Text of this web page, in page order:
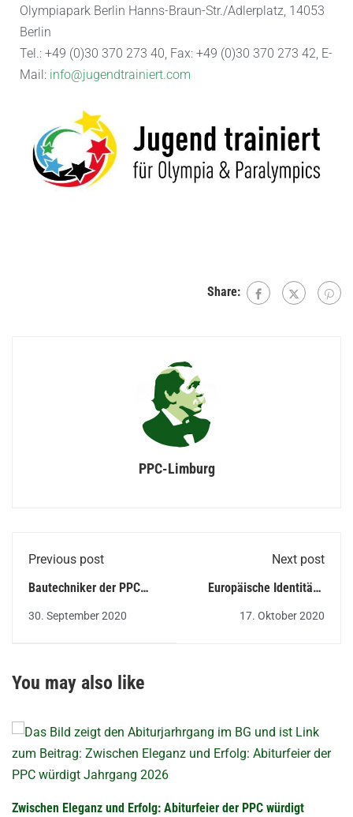
Olympiapark Berlin Hanns-Braun-Str./Adlerplatz, 14053
Berlin
Tel.: +49 (0)30 370 273 40, Fax: +49 (0)30 370 273 42, E-
Mail: info@jugendtrainiert.com
Share:
PPC-Limburg
Previous post
Bautechniker der PPC
erreichen unter 3400
30. September 2020
Next post
Europäische Identität -
unabdingbar für den
17. Oktober 2020
You may also like
Zwischen Eleganz und Erfolg: Abiturfeier der PPC würdigt